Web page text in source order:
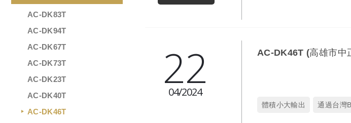
AC-DK83T
AC-DK94T
AC-DK67T
AC-DK73T
AC-DK23T
AC-DK40T
AC-DK46T
22
04 2024
AC-DK46T (高雄市中
體積小大輸出 通過台灣